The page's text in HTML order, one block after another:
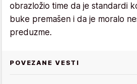
obrazložio time da je standardi
buke premašen i da je moralo
preduzme.
POVEZANE VESTI